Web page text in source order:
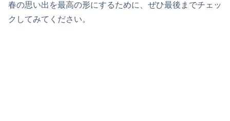
春の思い出を最高の形にするために、ぜひ最後までチェッ
クしてみてください。